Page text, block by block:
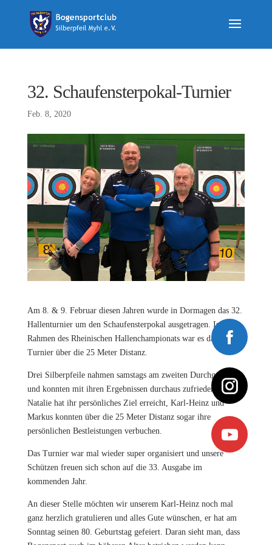
32. Schaufensterpokal-Turnier
Feb. 8, 2020
Am 8. & 9. Februar diesen Jahren wurde in Dormagen das 32.
Hallenturnier um den Schaufensterpokal ausgetragen. Im
Rahmen des Rheinischen Hallenchampionats war es das zweite
Turnier über die 25 Meter Distanz.
Drei Silberpfeile nahmen samstags am zweiten Durchgang teil
und konnten mit ihren Ergebnissen durchaus zufrieden sein.
Natalie hat ihr persönliches Ziel erreicht, Karl-Heinz und
Markus konnten über die 25 Meter Distanz sogar ihre
persönlichen Bestleistungen verbuchen.
Das Turnier war mal wieder super organisiert und unsere
Schützen freuen sich schon auf die 33. Ausgabe im
kommenden Jahr.
An dieser Stelle möchten wir unserem Karl-Heinz noch mal
ganz herzlich gratulieren und alles Gute wünschen, er hat am
Sonntag seinen 80. Geburtstag gefeiert. Daran sieht man, dass